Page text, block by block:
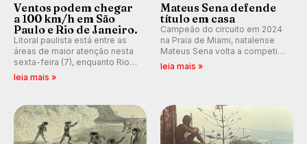
Ventos podem chegar
a 100 km/h em São
Paulo e Rio de Janeiro.
Litoral paulista está entre as
áreas de maior atenção nesta
sexta-feira (7), enquanto Rio
de Janeiro também recebe
km/h em Itanhaém.
leia mais »
Mateus Sena defende
título em casa
Campeão do circuito em 2024
na Praia de Miami, natalense
Mateus Sena volta a competir
em casa em busca de manter a
leia mais »